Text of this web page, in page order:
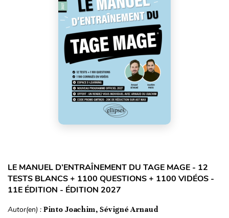
LE MANUEL D’ENTRAÎNEMENT DU TAGE MAGE - 12
TESTS BLANCS + 1100 QUESTIONS + 1100 VIDÉOS -
11E ÉDITION - ÉDITION 2027
Autor(en) : Pinto Joachim, Sévigné Arnaud